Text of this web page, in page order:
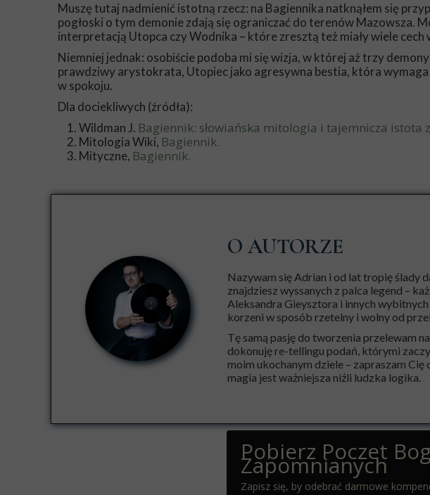
O AUTORZE
Nazywam się Adrian i od lat tropię ślady
znajdziesz wyssanych z palca legend –
Aleksandra Gieysztora i innych
korzeni w sposób rzetelny i wolny od
Tę samą pasję do tworzenia przelewam
dokonuję re-tellingu podań, którymi
moim ukochanym dziele – zapraszam
magia jest ważniejsza niźli ludzka logika.
Pobierz Poczet
Zapomnianych
Zapisz się, by odebrać darmowe
Muszę tutaj nadmienić istotną rzecz: na Bagiennika natknąłem się
pogłoski o tym demonie zdają się ograniczać do terenów Mazowsza.
interpretacją Utopca czy Wodnika – które zresztą też miały wiele cech
Niemniej jednak: osobiście podoba mi się wizja, w której aż trzy
prawdziwy arystokrata, Utopiec jako agresywna bestia, która
w spokoju.
Dla dociekliwych (źródła):
Wildman J. Bagiennik: słowiańska mitologia i tajemnicza istota
Mitologia Wiki, Bagiennik.
Mityczne, Bagiennik.